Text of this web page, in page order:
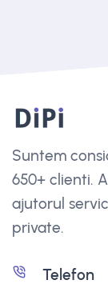
Suntem
650+ clienti.
ajutorul
private.
Telefon